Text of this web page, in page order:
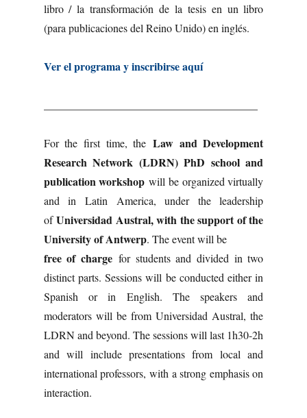
libro / la transformación de la tesis en un libro
(para publicaciones del Reino Unido) en inglés.
Ver el programa y inscribirse aquí
For the first time, theLaw and Development
Research Network (LDRN) PhD school and
publication workshop will be organized virtually
and in Latin America, under the leadership
ofUniversidad Austral, with the support of the
University of Antwerp. The event will be
free of charge for students and divided in two
distinct parts. Sessions will be conducted either in
Spanish or in English. The speakers and
moderators will be from Universidad Austral, the
LDRN and beyond. The sessions will last 1h30-2h
and will include presentations from local and
international professors, with a strong emphasis on
interaction.